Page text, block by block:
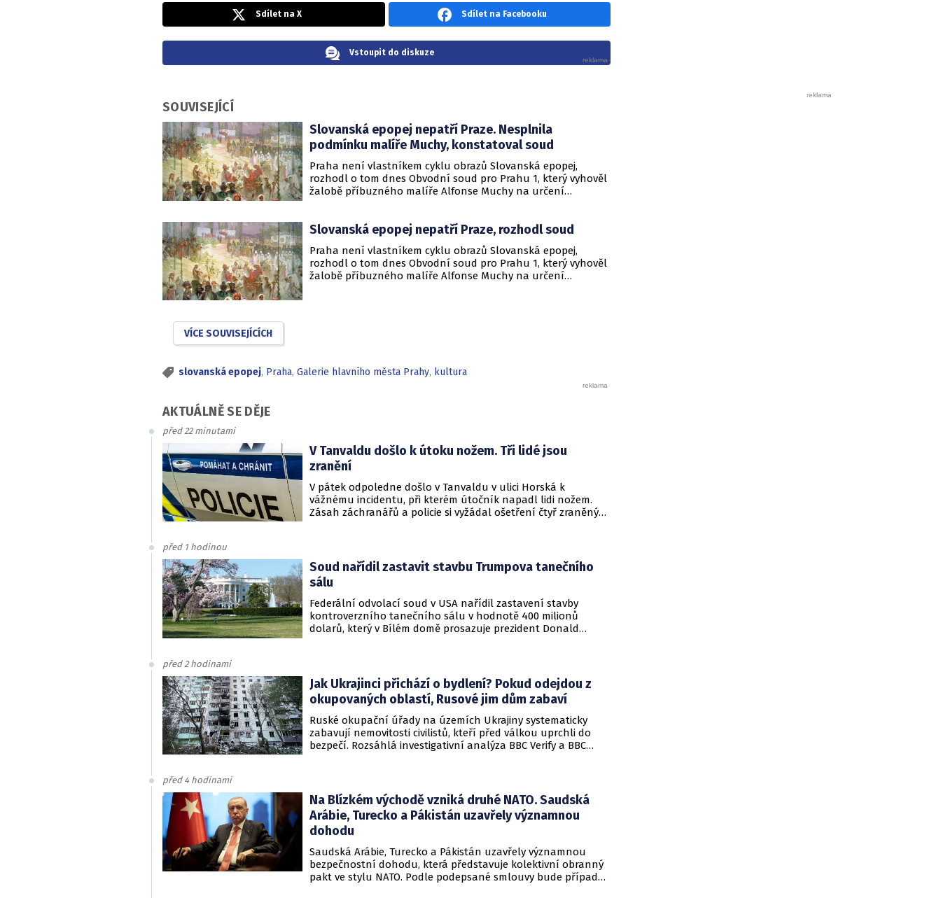
Sdílet na X Sdílet na Facebooku
Vstoupit do diskuze
SOUVISEJÍCÍ
Slovanská epopej nepatří Praze. Nesplnila
podmínku malíře Muchy, konstatoval soud
Praha není vlastníkem cyklu obrazů Slovanská epopej,
rozhodl o tom dnes Obvodní soud pro Prahu 1, který vyhověl
žalobě příbuzného malíře Alfonse Muchy na určení
vlastníkem obrazů nikdy nestala, protože nesplnila autorovu
prostory.
Slovanská epopej nepatří Praze, rozhodl soud
Praha není vlastníkem cyklu obrazů Slovanská epopej,
rozhodl o tom dnes Obvodní soud pro Prahu 1, který vyhověl
žalobě příbuzného malíře Alfonse Muchy na určení
VÍCE SOUVISEJÍCÍCH
slovanská epopej, Praha, Galerie hlavního města Prahy, kultura
AKTUÁLNĚ SE DĚJE
před 22 minutami
V Tanvaldu došlo k útoku nožem. Tři lidé jsou
zranění
V pátek odpoledne došlo v Tanvaldu v ulici Horská k
vážnému incidentu, při kterém útočník napadl lidi nožem.
Zásah záchranářů a policie si vyžádal ošetření čtyř zraněných
před 1 hodinou
Soud nařídil zastavit stavbu Trumpova tanečního
sálu
Federální odvolací soud v USA nařídil zastavení stavby
kontroverzního tanečního sálu v hodnotě 400 milionů
dolarů, který v Bílém domě prosazuje prezident Donald
před 2 hodinami
Jak Ukrajinci přichází o bydlení? Pokud odejdou z
okupovaných oblastí, Rusové jim dům zabaví
Ruské okupační úřady na územích Ukrajiny systematicky
zabavují nemovitosti civilistů, kteří před válkou uprchli do
bezpečí. Rozsáhlá investigativní analýza BBC Verify a BBC
před 4 hodinami
Na Blízkém východě vzniká druhé NATO. Saudská
Arábie, Turecko a Pákistán uzavřely významnou
dohodu
Saudská Arábie, Turecko a Pákistán uzavřely významnou
bezpečnostní dohodu, která představuje kolektivní obranný
pakt ve stylu NATO. Podle podepsané smlouvy bude případný